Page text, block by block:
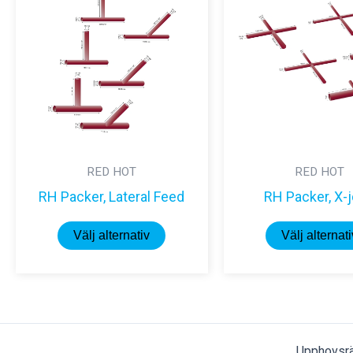
RED HOT
RH Packer, Lateral Feed
Välj alternativ
RED HOT
RH Packer,
Välj